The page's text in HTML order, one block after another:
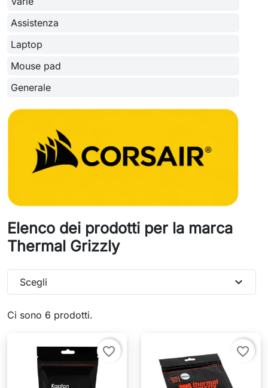
Assistenza
Laptop
Mouse pad
Generale
Elenco dei prodotti per la marca
Thermal Grizzly
Ci sono 6 prodotti.
Scegli expand_more
favorite_border favorite_border